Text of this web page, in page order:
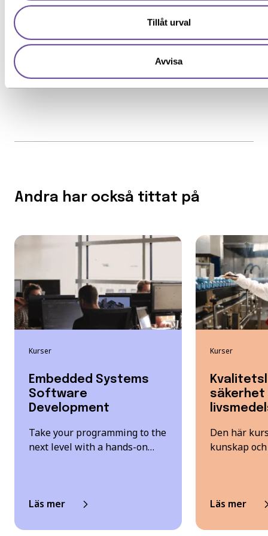
Tillåt urval
Avvisa
Se alla inlägg
Andra har också tittat på
Kurser
Embedded Systems
Software
Development
Take your programming to the
next level with a hands-on…
Läs mer
Kurser
säkerhet
Den här
kunskap
Läs mer